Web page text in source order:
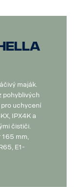
maják.
pohyblivých
uchycení
IPX4K a
čističi.
mm,
E1-